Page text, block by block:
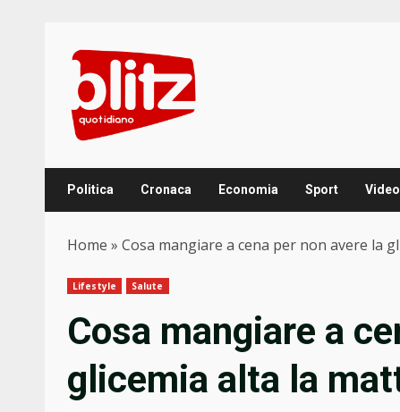
content
Politica Cronaca Economia Sport Video
Home » Cosa mangiare a cena per non avere la
Lifestyle Salute
Cosa mangiare a
glicemia alta la